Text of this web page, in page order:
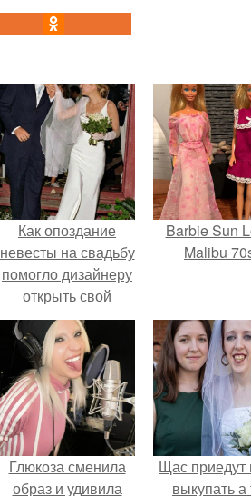
Как опоздание
невесты на свадьбу
помогло дизайнеру
открыть свой
бренд.
Barbie Sun
Malibu
Глюкоза сменила
образ и удивила
Щас приедут
выкупать а